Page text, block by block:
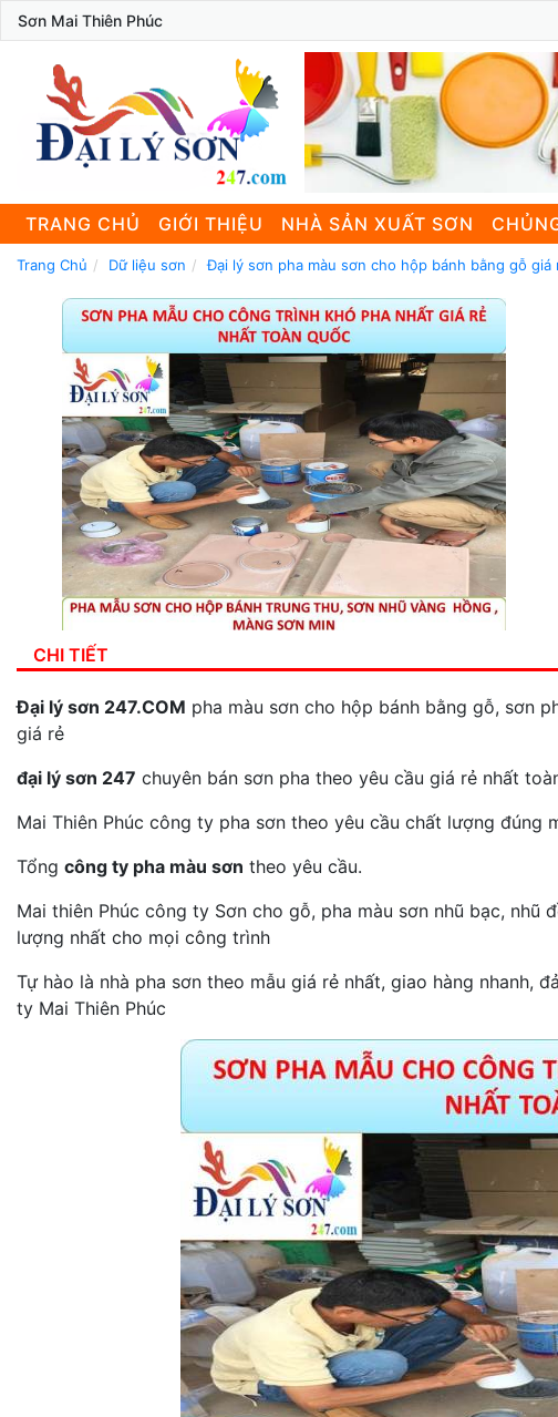
Sơn Mai Thiên Phúc
TRANG CHỦ GIỚI THIỆU NHÀ SẢN XUẤT SƠN
Trang Chủ Dữ liệu sơn Đại lý sơn pha màu sơn cho hộp bánh bằng gỗ giá
CHI TIẾT
Đại lý sơn 247.COM pha màu sơn cho hộp bánh bằng gỗ, sơn
giá rẻ
đại lý sơn 247 chuyên bán sơn pha theo yêu cầu giá rẻ nhất
Mai Thiên Phúc công ty pha sơn theo yêu cầu chất lượng đúng
Tổng công ty pha màu sơn theo yêu cầu.
Mai thiên Phúc công ty Sơn cho gỗ, pha màu sơn nhũ bạc,
lượng nhất cho mọi công trình
Tự hào là nhà pha sơn theo mẫu giá rẻ nhất, giao hàng nhanh,
ty Mai Thiên Phúc